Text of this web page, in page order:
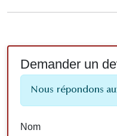
Demander un
Nous répondons
Nom